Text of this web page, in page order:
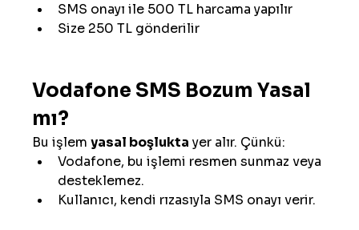
SMS onayı ile 500 TL harcama yapılır
Size 250 TL gönderilir
Vodafone SMS Bozum Yasal
mı?
Bu işlem yasal boşlukta yer alır. Çünkü:
Vodafone, bu işlemi resmen sunmaz veya
desteklemez.
Kullanıcı, kendi rızasıyla SMS onayı verir.